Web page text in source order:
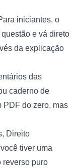
iniciantes, o
e vá direto
da explicação
das
caderno de
PDF do zero, mas
Direito
tiver uma
reverso puro